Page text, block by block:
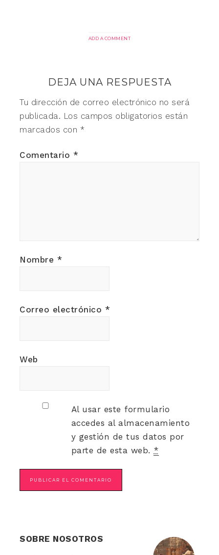
ADD A COMMENT
DEJA UNA RESPUESTA
Tu dirección de correo electrónico no será
publicada. Los campos obligatorios están
marcados con *
Comentario *
Nombre *
Correo electrónico *
Web
Al usar este formulario
accedes al almacenamiento
y gestión de tus datos por
parte de esta web. *
SOBRE NOSOTROS